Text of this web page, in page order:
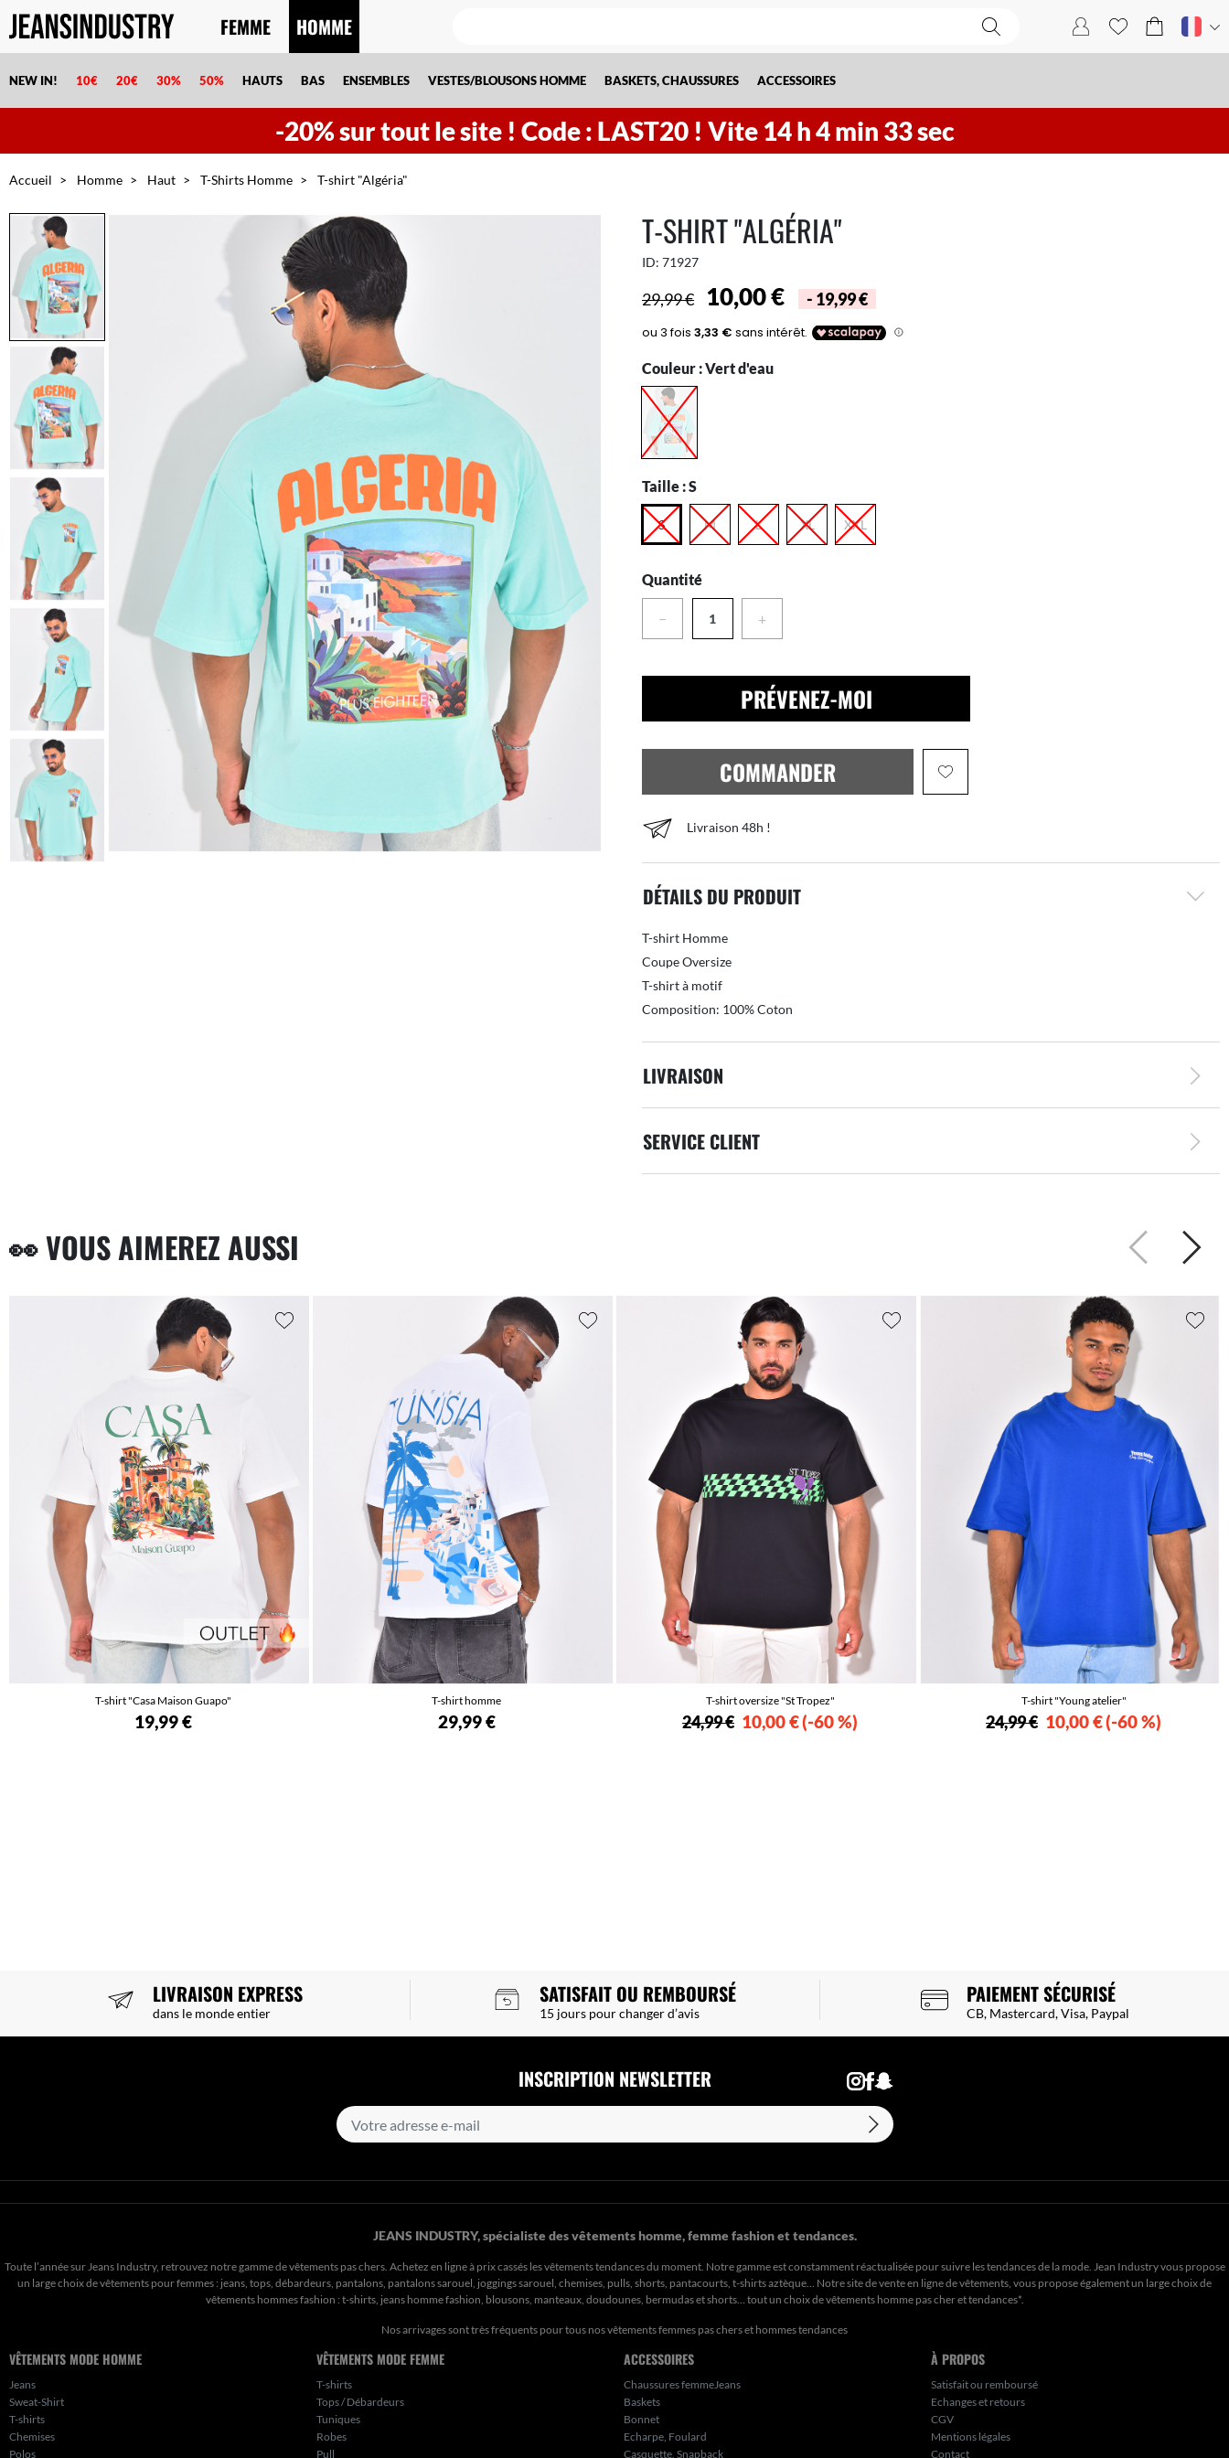
-20% sur tout le site ! Code : LAST20 ! Vite 14h4min 32sec
FEMME HOMME
NEW IN! 10€ 20€ 30% 50% HAUTS BAS ENSEMBLES VESTES/BLOUSONS HOMME BASKETS, CHAUSSURES ACCESSOIRES
Accueil Homme Haut T-Shirts Homme T-shirt "Algéria"
T-SHIRT "ALGÉRIA"
ID: 71927
29,99 € 10,00 € - 19,99 €
Couleur :Vert d'eau
Taille :S
S M L XL XXL
Quantité
− +
PRÉVENEZ-MOI
COMMANDER
Livraison 48h !
DÉTAILS DU PRODUIT
T-shirt Homme
Coupe Oversize
T-shirt à motif
Composition: 100% Coton
LIVRAISON
SERVICE CLIENT
👀 VOUS AIMEREZ AUSSI Précédent
T-shirt "Casa Maison Guapo"
19,99 €
T-shirt homme
29,99 €
T-shirt oversize "St Tropez"
24,99 € 10,00 € -60 %
T-shirt "Young atelier"
24,99 € 10,00 € -60 %
LIVRAISON EXPRESS
dans le monde entier
SATISFAIT OU REMBOURSÉ
15 jours pour changer d’avis
PAIEMENT SÉCURISÉ
CB, Mastercard, Visa, Paypal
INSCRIPTION NEWSLETTER
JEANS INDUSTRY, spécialiste des vêtements homme, femme fashion et tendances.
Toute l’année sur Jeans Industry, retrouvez notre gamme de vêtements pas chers. Achetez en ligne à prix cassés les vêtements tendances du moment. Notre gamme est constamment réactualisée pour suivre les tendances de la mode. Jean Industry vous propose
un large choix de vêtements pour femmes : jeans, tops, débardeurs, pantalons, pantalons sarouel, joggings sarouel, chemises, pulls, shorts, pantacourts, t-shirts aztèque... Notre site de vente en ligne de vêtements, vous propose également un large choix de
vêtements hommes fashion : t-shirts, jeans homme fashion, blousons, manteaux, doudounes, bermudas et shorts… tout un choix devêtements homme pas cher et tendances*.
Nos arrivages sont très fréquents pour tous nosvêtements femmes pas cherset hommes tendances
VÊTEMENTS MODE HOMME
Jeans
Sweat-Shirt
T-shirts
Chemises
Polos
VÊTEMENTS MODE FEMME
T-shirts
Tops / Débardeurs
Tuniques
Robes
Pull
ACCESSOIRES
Chaussures femmeJeans
Baskets
Bonnet
Echarpe, Foulard
Casquette, Snapback
À PROPOS
Satisfait ou remboursé
Echanges et retours
CGV
Mentions légales
Contact